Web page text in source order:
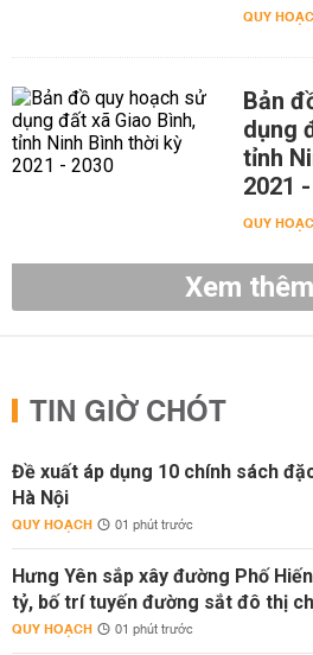
QUY
Bản
dụng
tỉnh
2021
QUY
Xem thêm
TIN GIỜ CHÓT
Đề xuất áp dụng 10 chính sách
Hà Nội
QUY HOẠCH 01 phút trước
Hưng Yên sắp xây đường Phố
tỷ, bố trí tuyến đường sắt đô thị
QUY HOẠCH 01 phút trước